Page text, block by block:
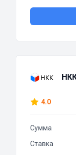
4.0
Сумма
Ставка